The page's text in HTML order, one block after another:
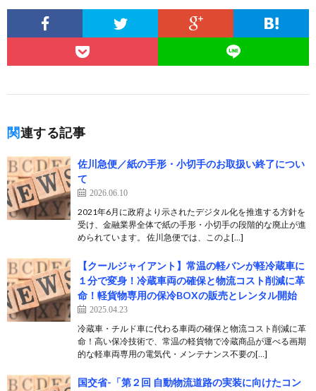
関連する記事
佐川急便／紙の手形・小切手のお取扱い終了につい
て
2026.06.10
2021年6月に政府より示されたデジタル化を推進する方針を
受け、金融業界全体で紙の手形・小切手の段階的な廃止が進
められています。 佐川急便では、このよ[…]
【クールジャイアント】常温の軽バンが軽冷蔵車に
１分で変身！冷蔵車両の確保と物流コスト削減に革
命！軽貨物専用の保冷BOXの販売とレンタル開始
2025.04.23
冷蔵車・チルド車に代わる車両の確保と物流コスト削減に革
命！高い保冷技術で、常温の軽貨物で冷蔵商品が運べる画期
的な軽車両専用の電気代・メンテナンス不要の[…]
国交省-「第２回 自動物流道路の実装に向けたコン